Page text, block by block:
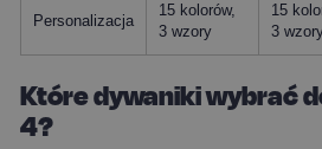
Personalizacja
15 kolorów,
3 wzory
15
3
Które dywaniki wybrać
4?